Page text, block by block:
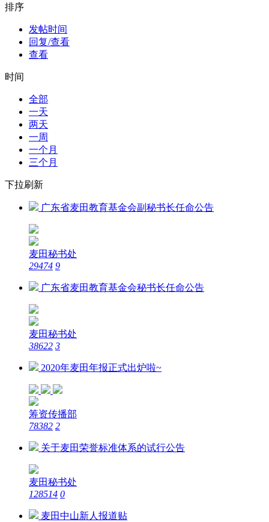
排序
发帖时间
回复/查看
查看
时间
全部
一天
两天
一周
一个月
三个月
下拉刷新
广东省麦田教育基金会副秘书长任命公告
麦田秘书处
29474 9
广东省麦田教育基金会秘书长任命公告
麦田秘书处
38622 3
2020年麦田年报正式出炉啦~
筹资传播部
78382 2
关于麦田荣誉标准体系的试行公告
麦田秘书处
128514 0
麦田中山新人报道贴